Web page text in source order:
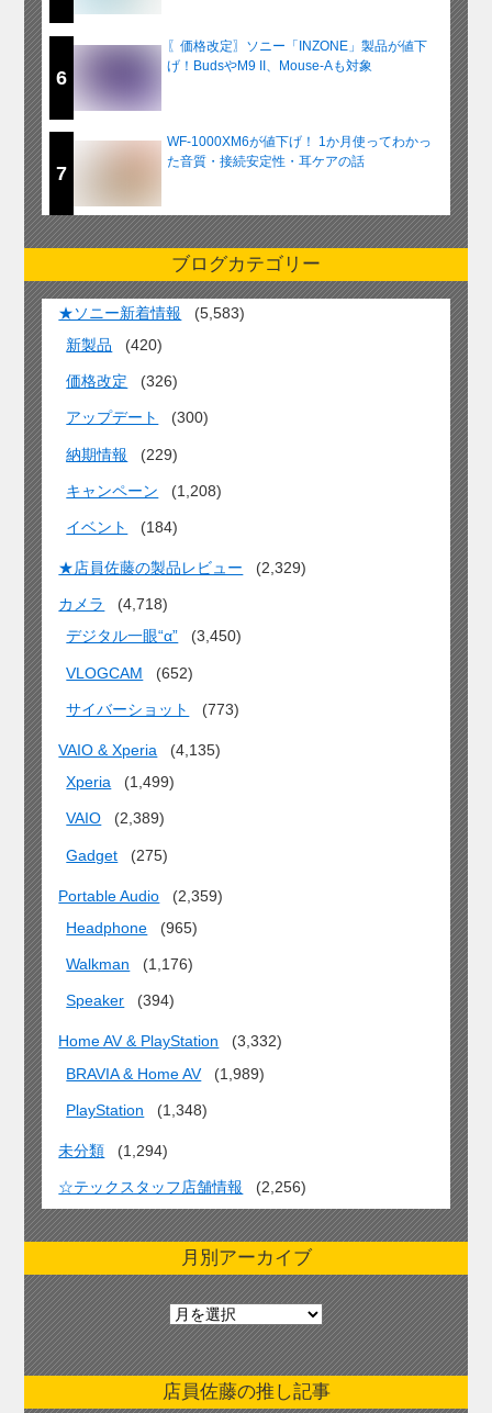
6
〖価格改定〗ソニー「INZONE」製品が値下
げ！BudsやM9 II、Mouse-Aも対象
7
WF-1000XM6が値下げ！ 1か月使ってわかっ
た音質・接続安定性・耳ケアの話
ブログカテゴリー
★ソニー新着情報
(5,583)
新製品
(420)
価格改定 (326)
アップデート (300)
納期情報 (229)
キャンペーン (1,208)
イベント (184)
★店員佐藤の製品レビュー (2,329)
カメラ
(4,718)
デジタル一眼“α”
(3,450)
VLOGCAM (652)
サイバーショット (773)
VAIO & Xperia
(4,135)
Xperia
(1,499)
VAIO (2,389)
Gadget (275)
Portable Audio
(2,359)
Headphone
(965)
Walkman (1,176)
Speaker (394)
Home AV & PlayStation
(3,332)
BRAVIA & Home AV
(1,989)
PlayStation (1,348)
未分類 (1,294)
☆テックスタッフ店舗情報 (2,256)
月別アーカイブ
月
別
ア
ー
カ店員佐藤の推し記事